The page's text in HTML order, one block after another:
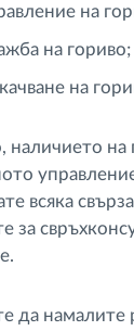
на
на гориво;
на
наличието
всяка
за
да намалите